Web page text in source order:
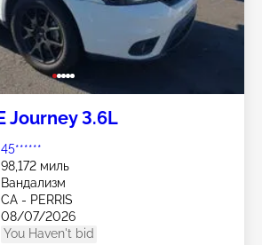
Journey 3.6L
45******
98,172 миль
Вандализм
CA - PERRIS
08/07/2026
You Haven't bid